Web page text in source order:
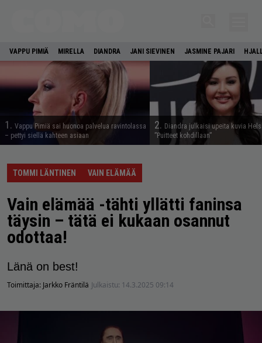
VAPPU PIMIÄ MIRELLA DIANDRA JANI SIEVINEN JASMINE PAJARI
1. Vappu Pimiä sai huonoa palvelua ravintolassa
– pettyi siellä kahteen asiaan
2. Diandra julkaisi upeita kuvia
”Puitteet kohdillaan”
TOMMI LÄNTINEN VAIN ELÄMÄÄ
Vain elämää -tähti yllätti faninsa
täysin – tätä ei kukaan osannut
odottaa!
Länä on best!
Toimittaja: Jarkko Fräntilä Julkaistu: 14.3.2025 09:14